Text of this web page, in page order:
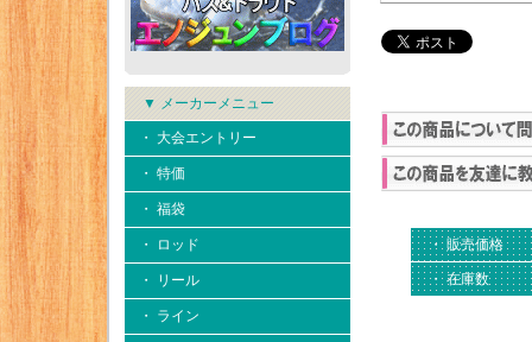
▼ メーカーメニュー
・ 大会エントリー
・ 特価
・ 福袋
・ ロッド
・ リール
・ ライン
・ 販売価格
・ 在庫数